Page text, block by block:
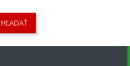
HĽADAŤ